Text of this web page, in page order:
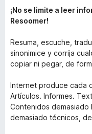
¡No se limite a leer
Resoomer!
Resuma, escuche,
sinonimice y corrija
copiar ni pegar, de
Internet produce cada
Artículos. Informes.
Contenidos demasiado
demasiado técnicos,